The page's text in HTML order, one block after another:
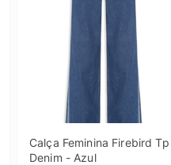
Calça Feminina Firebird Tp
Denim - Azul